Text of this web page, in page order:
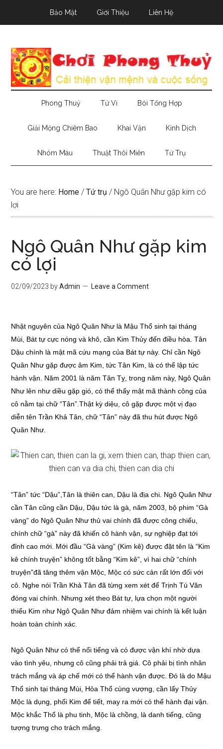
Bảo Mật Giới Thiệu Liên Hệ
Phong Thuỷ Tử Vi Bói Tổng Hợp
Giải Mộng Chiêm Bao Khai Vận Kinh Dịch
Nhóm Máu Thuật Thôi Miên Tứ Trụ
You are here: Home / Tứ trụ / Ngô Quân Như gặp kim có
lợi
Ngô Quân Như gặp kim
có lợi
02/09/2023 byAdmin Leave a Comment
Nhật nguyên của Ngô Quân Như là Mậu Thổ sinh tại tháng
Mùi, Bát tự cực nóng và khô, cần Kim Thủy đến điều hòa. Tân
Dậu chính là mật mã cứu mạng của Bát tự này. Chỉ cần Ngô
Quân Như gặp được âm Kim, tức Tân Kim, là có thể lập tức
hành vận. Năm 2001 là năm Tân Tỵ, trong năm này, Ngô Quân
Như lên như diều gặp gió, có thể thấy mật mã thành công của
cô nằm tại chữ “Tân”.Thật kỳ diệu, cô gặp được một vị đạo
diễn tên Trần Khả Tân, chữ “Tân” này đã thu hút được Ngô
Quân Như.
“Tân” tức “Dậu”,Tân là thiên can, Dậu là địa chi. Ngô Quân Như
cần Tân cũng cần Dậu, Dậu tức là gà, năm 2003, bộ phim “Gà
vàng” do Ngô Quân Như thủ vai chính đã được công chiếu,
chính chữ “gà” này đã khiến cô hành vận, sự nghiệp đạt tới
đỉnh cao mới. Mới đầu “Gà vàng” (Kim kê) được đặt tên là “Kim
kê chính truyện” không tốt bằng “Kim kê”, vì hai chữ “chính
truyện”đã tăng thêm vận Mộc, Mộc có sức cản rất lớn đối với
cô. Nghe nói Trần Khả Tân đã từng xem xét để Trịnh Tú Văn
đóng vai chính. Nhưng xét theo Bát tự, lựa chọn một người
thiếu Kim như Ngô Quân Như đảm nhiệm vai chính là kết luận
hoàn toàn chính xác.
Ngô Quân Như có thể nổi tiếng và có được vận khí nhờ dựa
vào tình yêu, nhưng cô cũng phải trả giá. Cô phải bị tình nhân
trách mắng và áp chế mới có thể hành vận được. Đó là do Mậu
Thổ sinh tại tháng Mùi, Hỏa Thổ cùng vượng, cần lấy Thủy
Mộc là dụng, phối Kim để tiết, may ra mới có thể hành đại vận.
Mộc khắc Thổ là phu tinh, Mộc là chồng, là danh tiếng, cũng
tượng trưng cho trách mắng.